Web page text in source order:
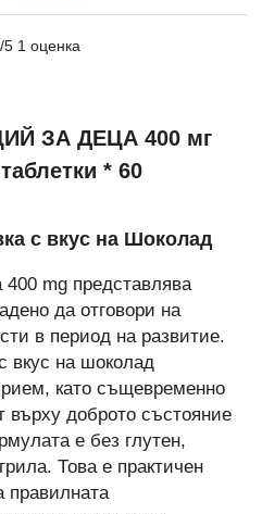
5 1 оценка
ЗА ДЕЦА 400 мг
* 60
с вкус на Шоколад
mg представлява
да отговори на
в период на развитие.
вкус на шоколад
като същевременно
върху доброто състояние
е без глутен,
Това е практичен
правилната